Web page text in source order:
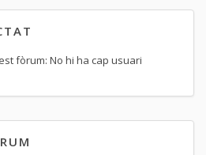
fòrum: No hi ha cap usuari